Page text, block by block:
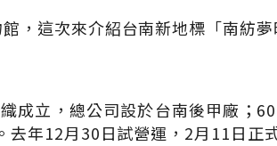
，這次來介紹台南新地標「南紡
成立，總公司設於台南後甲廠；
去年12月30日試營運，2月11日正